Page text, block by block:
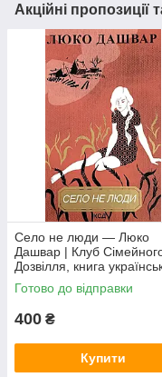
Акційні пропозиції
Село не люди — Люко
Дашвар | Клуб
Дозвілля, книга
нова, тверда
Готово до відправки
400 ₴
Купити